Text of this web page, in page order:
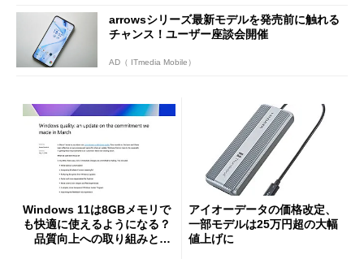
arrowsシリーズ最新モデルを発売前に触れる
チャンス！ユーザー座談会開催
AD（ ITmedia Mobile）
Windows 11は8GBメモリで
も快適に使えるようになる？
品質向上への取り組みと
アイオーデータの価格改定、
一部モデルは25万円超の大幅
値上げに